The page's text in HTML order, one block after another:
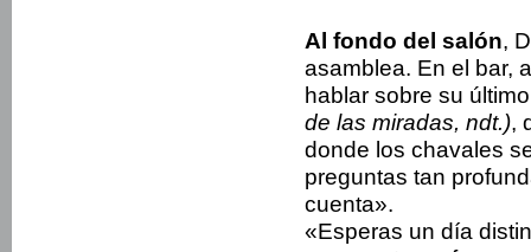
Al fondo del salón,
asamblea. En el bar,
hablar sobre su
de las miradas, ndt.),
donde los chavales
preguntas tan
cuenta».
«Esperas un día